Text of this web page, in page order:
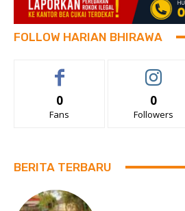
FOLLOW HARIAN BHIRAWA
0
Fans
0
Followers
BERITA TERBARU